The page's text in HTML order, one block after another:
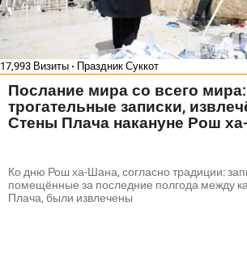
17,993 Визиты Праздник Суккот
Послание мира со всего мира:
трогательные записки,
Стены Плача накануне Рош
Ко дню Рош ха-Шана, согласно традиции:
помещённые за последние полгода между
Плача, были извлечены